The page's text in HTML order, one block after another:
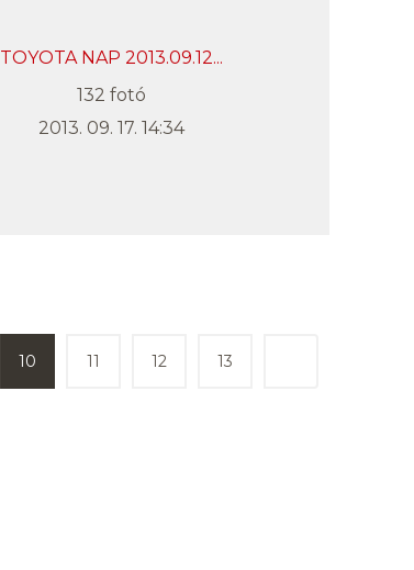
TOYOTA NAP 2013.09.12...
132 fotó
2013. 09. 17. 14:34
10 11 12 13